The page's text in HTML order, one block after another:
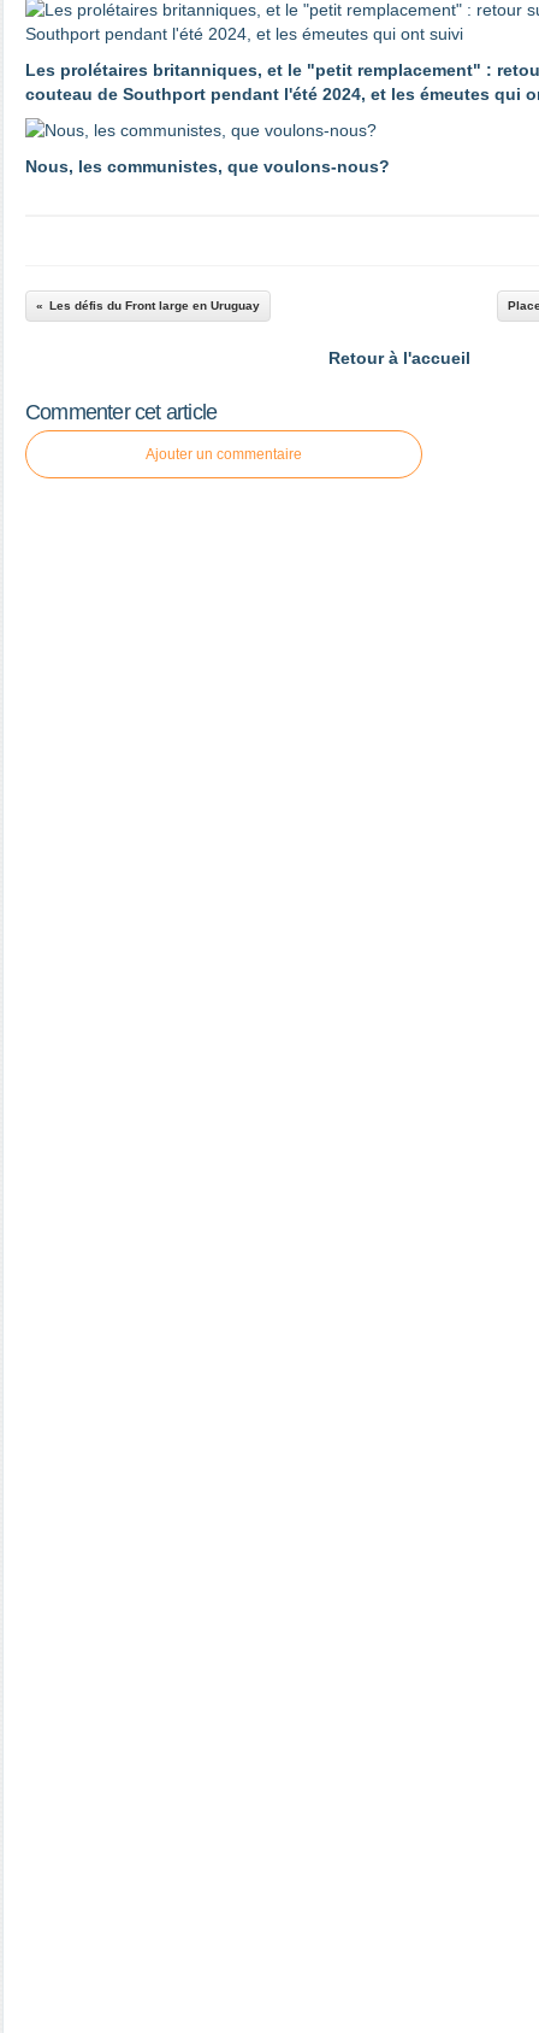
Les prolétaires britanniques, et le "petit remplacement" :
couteau de Southport pendant l'été 2024, et les émeutes qui
Nous, les communistes, que voulons-nous?
Les défis du Front large en Uruguay
Retour à l'accueil
Commenter cet article
Ajouter un commentaire